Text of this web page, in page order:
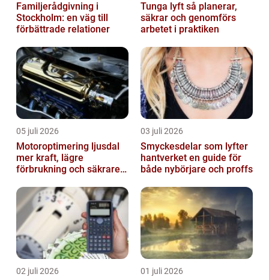
Familjerådgivning i
Stockholm: en väg till
förbättrade relationer
Tunga lyft så planerar,
säkrar och genomförs
arbetet i praktiken
05 juli 2026
Motoroptimering ljusdal
mer kraft, lägre
förbrukning och säkrare
03 juli 2026
Smyckesdelar som lyfter
hantverket en guide för
både nybörjare och proffs
02 juli 2026 01 juli 2026